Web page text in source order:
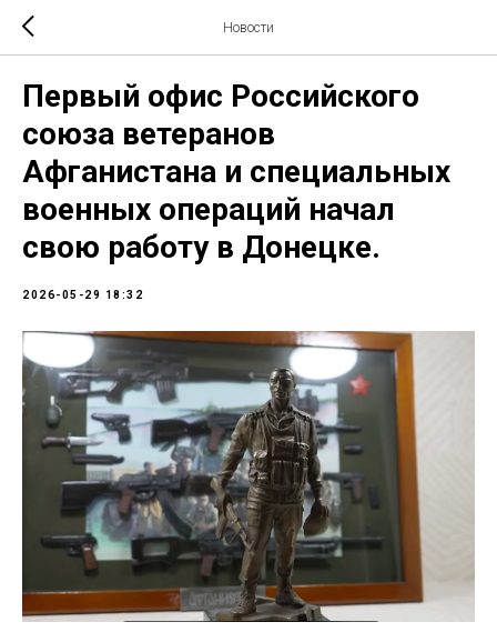
Новости
Первый офис Российского
союза ветеранов
Афганистана и специальных
военных операций начал
свою работу в Донецке.
2026-05-29 18:32